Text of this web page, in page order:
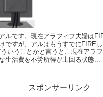
ルです。現在アラフィフ夫婦は
ですが、アルはもうすでにFIRE
いうことかと言うと、現在アラフ
生活費を不労所得が上回る状態...
スポンサーリンク